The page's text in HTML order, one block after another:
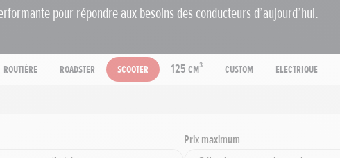
pour répondre aux besoins des conducteurs d’aujourd’hui.
Routière Roadster Scooter 125 cm³ Custom Electrique
Prix maximum